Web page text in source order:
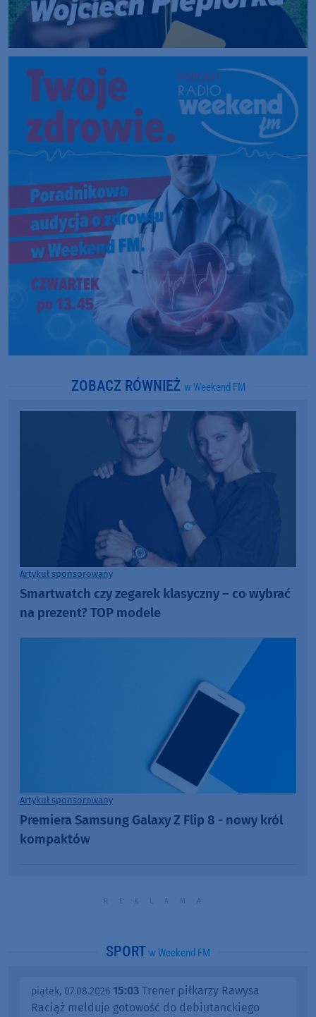
ZOBACZ RÓWNIEŻ w Weekend FM
Artykuł sponsorowany
Smartwatch czy zegarek klasyczny – co wybrać
na prezent? TOP modele
Artykuł sponsorowany
Premiera Samsung Galaxy Z Flip 8 - nowy król
kompaktów
SPORT w Weekend FM
piątek, 07.08.2026 15:03 Trener piłkarzy Rawysa
Raciąż melduje gotowość do debiutanckiego